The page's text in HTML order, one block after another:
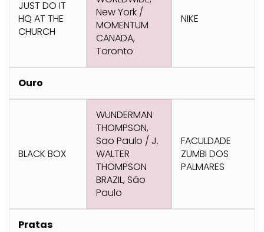
Transformation
Creative
Commerce
Creative
Entertainment
for Music
Entertainment
for Sport
Film Craft PR
Creative Brand
Transformation
Creative
Entertainment
Entertainment
for Gaming
Entertainment
for Sport
Innovation
Outdoor
JUST DO IT
HQ AT THE
CHURCH
New York /
MOMENTUM
CANADA,
Toronto
NIKE
Ouro
BLACK BOX
WUNDERMAN
THOMPSON,
Sao Paulo / J.
WALTER
THOMPSON
BRAZIL, São
Paulo
FACULDADE
ZUMBI DOS
PALMARES
Pratas